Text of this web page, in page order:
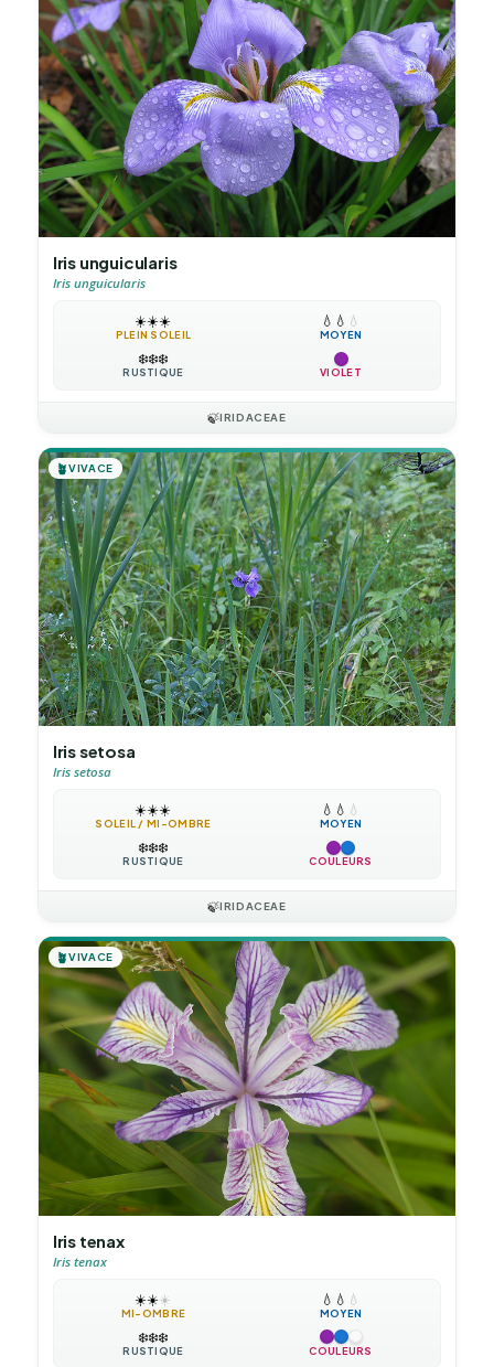
Iris unguicularis
Iris unguicularis
☀️☀️☀️
PLEIN SOLEIL
💧 💧 💧
MOYEN
❄️❄️❄️
RUSTIQUE VIOLET
🍃IRIDACEAE
🪴VIVACE
Iris setosa
Iris setosa
☀️☀️☀️
SOLEIL / MI-OMBRE
💧 💧 💧
MOYEN
❄️❄️❄️
RUSTIQUE COULEURS
🍃IRIDACEAE
🪴VIVACE
Iris tenax
Iris tenax
☀️☀️☀️
MI-OMBRE
💧 💧 💧
MOYEN
❄️❄️❄️
RUSTIQUE COULEURS